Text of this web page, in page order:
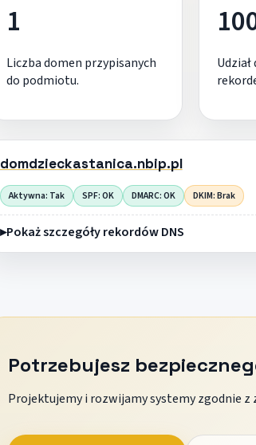
1
Liczba domen przypisanych
do podmiotu.
domdzieckastanica.nbip.pl
Aktywna: Tak SPF: OK DMARC: OK DKIM: Brak
Pokaż szczegóły rekordów DNS
Potrzebujesz
Projektujemy i rozwijamy systemy zgodnie z